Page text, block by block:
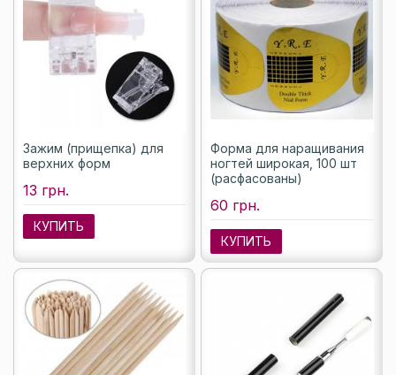
Зажим (прищепка) для
верхних форм
13 грн.
КУПИТЬ
Форма для наращивания
ногтей широкая, 100 шт
(расфасованы)
60 грн.
КУПИТЬ